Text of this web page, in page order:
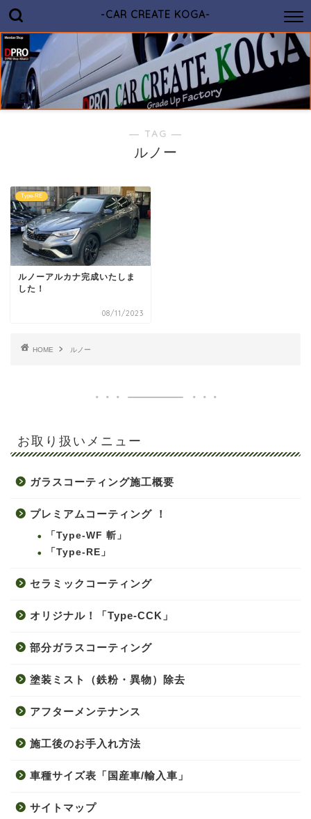
-CAR CREATE KOGA-
― TAG ―
ルノー
Type-RE
ルノーアルカナ完成いたしま
した！
08/11/2023
HOME ルノー
お取り扱いメニュー
ガラスコーティング施工概要
プレミアムコーティング ！
「Type-WF 斬」
「Type-RE」
セラミックコーティング
オリジナル！「Type-CCK」
部分ガラスコーティング
塗装ミスト（鉄粉・異物）除去
アフターメンテナンス
施工後のお手入れ方法
車種サイズ表「国産車/輸入車」
サイトマップ